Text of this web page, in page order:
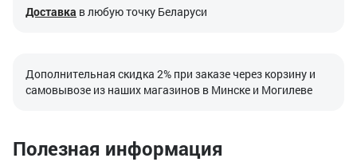
Доставка в любую точку Беларуси
Дополнительная скидка 2% при заказе через корзину и
самовывозе из наших магазинов в Минске и Могилеве
Полезная информация